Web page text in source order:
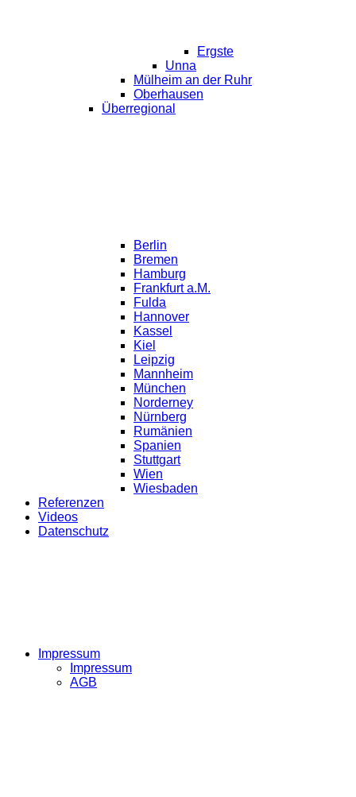
Ergste
Unna
Mülheim an der Ruhr
Oberhausen
Überregional
Berlin
Bremen
Hamburg
Frankfurt a.M.
Fulda
Hannover
Kassel
Kiel
Leipzig
Mannheim
München
Norderney
Nürnberg
Rumänien
Spanien
Stuttgart
Wien
Wiesbaden
Referenzen
Videos
Datenschutz
Impressum
Impressum
AGB